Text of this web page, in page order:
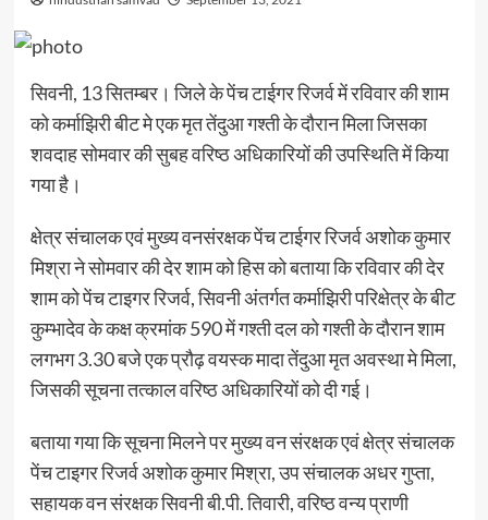
सिवनी, 13 सितम्बर। जिले के पेंच टाईगर रिजर्व में रविवार की शाम
को कर्माझिरी बीट मे एक मृत तेंदुआ गश्ती के दौरान मिला जिसका
शवदाह सोमवार की सुबह वरिष्ठ अधिकारियों की उपस्थिति में किया
गया है।
क्षेत्र संचालक एवं मुख्य वनसंरक्षक पेंच टाईगर रिजर्व अशोक कुमार
मिश्रा ने सोमवार की देर शाम को हिस को बताया कि रविवार की देर
शाम को पेंच टाइगर रिजर्व, सिवनी अंतर्गत कर्माझिरी परिक्षेत्र के बीट
कुम्भादेव के कक्ष क्रमांक 590 में गश्ती दल को गश्ती के दौरान शाम
लगभग 3.30 बजे एक प्रौढ़ वयस्क मादा तेंदुआ मृत अवस्था मे मिला,
जिसकी सूचना तत्काल वरिष्ठ अधिकारियों को दी गई।
बताया गया कि सूचना मिलने पर मुख्य वन संरक्षक एवं क्षेत्र संचालक
पेंच टाइगर रिजर्व अशोक कुमार मिश्रा, उप संचालक अधर गुप्ता,
सहायक वन संरक्षक सिवनी बी.पी. तिवारी, वरिष्ठ वन्य प्राणी